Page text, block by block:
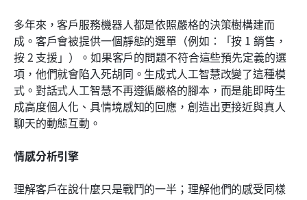
多年來，客戶服務機器人都是依照嚴格的決策樹構建而
成。客戶會被提供一個靜態的選單（例如：「按 1 銷售，
按 2 支援」）。如果客戶的問題不符合這些預先定義的選
項，他們就會陷入死胡同。生成式人工智慧改變了這種模
式。對話式人工智慧不再遵循嚴格的腳本，而是能即時生
成高度個人化、具情境感知的回應，創造出更接近與真人
聊天的動態互動。
情感分析引擎
理解客戶在說什麼只是戰鬥的一半；理解他們的感受同樣